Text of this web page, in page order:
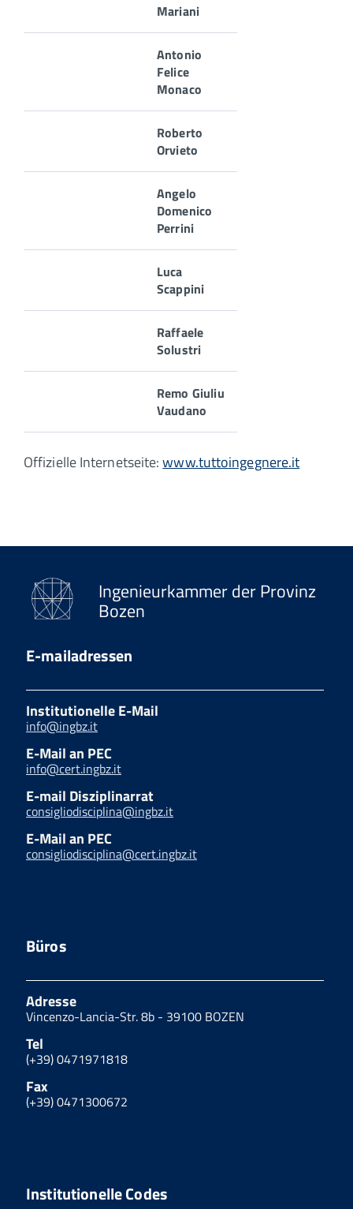
Mariani
Antonio
Felice
Monaco
Roberto
Orvieto
Angelo
Domenico
Perrini
Luca
Scappini
Raffaele
Solustri
Remo Giuliu
Vaudano
Offizielle Internetseite:www.tuttoingegnere.it
Ingenieurkammer der Provinz
Bozen
E-mailadressen
Institutionelle E-Mail
info@ingbz.it
E-Mail an PEC
info@cert.ingbz.it
E-mail Disziplinarrat
consigliodisciplina@ingbz.it
E-Mail an PEC
consigliodisciplina@cert.ingbz.it
Büros
Adresse
Vincenzo-Lancia-Str. 8b - 39100 BOZEN
Tel
(+39) 0471971818
Fax
(+39) 0471300672
Institutionelle Codes